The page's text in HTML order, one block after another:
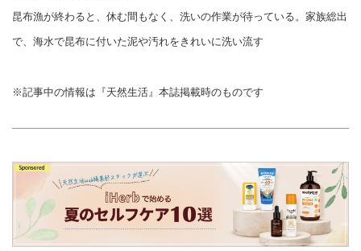
昆布漁が終わると、休む間もなく、洗いの作業が待っている。家族総出
で、海水で昆布に付いた泥や汚れをきれいに洗い流す
※記事中の情報は『天然生活』本誌掲載時のものです